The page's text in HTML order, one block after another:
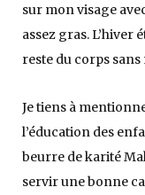
sur mon visage
assez gras. L’hiver
reste du corps
Je tiens à
l’éducation des
beurre de karité
servir une bonne